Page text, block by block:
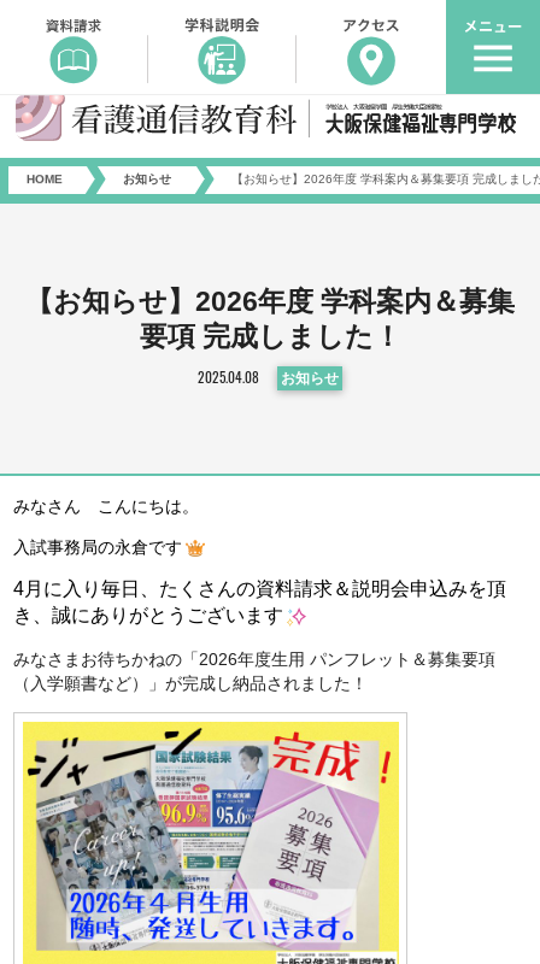
HOME お知らせ 【お知らせ】2026年度 学科案内＆募集要項 完成しまし
【お知らせ】2026年度 学科案内＆募集
要項 完成しました！
2025.04.08 お知らせ
みなさん こんにちは。
入試事務局の永倉です
4月に入り毎日、たくさんの資料請求＆説明会申込みを頂
き、誠にありがとうございます
みなさまお待ちかねの「2026年度生用 パンフレット＆募集要項
（入学願書など）」が完成し納品されました！